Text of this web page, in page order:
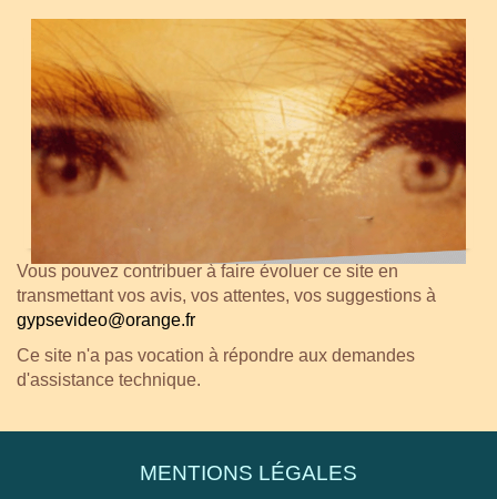
Vous pouvez contribuer à faire évoluer ce site en
transmettant vos avis, vos attentes, vos suggestions à
gypsevideo@orange.fr
Ce site n'a pas vocation à répondre aux demandes
d'assistance technique.
MENTIONS LÉGALES